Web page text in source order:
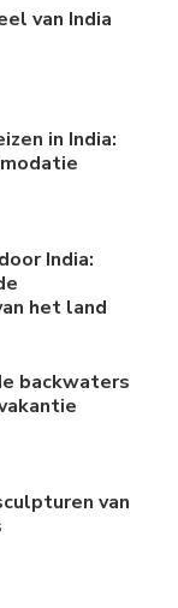
van India
in India:
India:
het land
backwaters
van